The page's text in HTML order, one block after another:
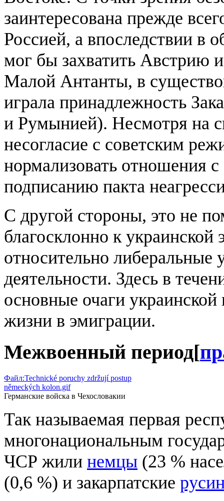
заинтересована прежде
Россией, а впоследствии в
мог бы захватить Австрию
Малой Антанты, в
играла принадлежность
и Румынией). Несмотря на
несогласие с советским
нормализовать отношения
подписанию пакта
С другой стороны, это не
благосклонно к
относительно либеральные
деятельности. Здесь в
основные очаги
жизни в эмиграции.
Межвоенный период[
Файл:Technické poruchy zdržují postup
německých kolon.gif
Германские войска в Чехословакии
Так называемая первая
многонациональным
ЧСР жили немцы (23 %
(0,6 %) и закарпатские